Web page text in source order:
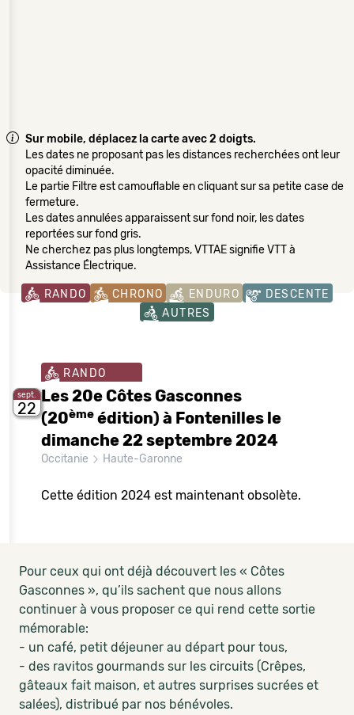
Sur mobile, déplacez la carte avec 2 doigts.
Les dates ne proposant pas les distances recherchées ont leur
opacité diminuée.
Le partie Filtre est camouflable en cliquant sur sa petite case de
fermeture.
Les dates annulées apparaissent sur fond noir, les dates
reportées sur fond gris.
Ne cherchez pas plus longtemps, VTTAE signifie VTT à
Assistance Électrique.
RANDO CHRONO ENDURO
DESCENTE
AUTRES
sept.
22
RANDO
Les 20e Côtes Gasconnes
(20ème édition) à Fontenilles le
dimanche 22 septembre 2024
Occitanie Haute-Garonne
Cette édition 2024 est maintenant obsolète.
Pour ceux qui ont déjà découvert les « Côtes
Gasconnes », qu’ils sachent que nous allons
continuer à vous proposer ce qui rend cette sortie
mémorable:
- un café, petit déjeuner au départ pour tous,
- des ravitos gourmands sur les circuits (Crêpes,
gâteaux fait maison, et autres surprises sucrées et
salées), distribué par nos bénévoles.